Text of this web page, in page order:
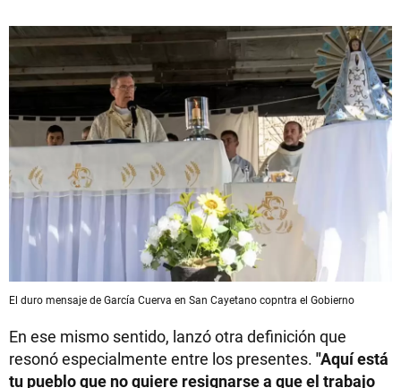
El duro mensaje de García Cuerva en San Cayetano copntra el Gobierno
En ese mismo sentido, lanzó otra definición que
resonó especialmente entre los presentes. "Aquí está
tu pueblo que no quiere resignarse a que el trabajo